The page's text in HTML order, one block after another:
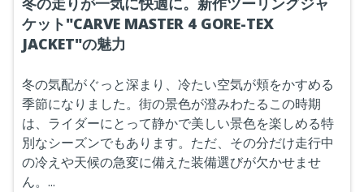
ケット"CARVE MASTER 4 GORE-TEX
JACKET"の魅力
冬の気配がぐっと深まり、冷たい空気が頬をかすめる
季節になりました。街の景色が澄みわたるこの時期
は、ライダーにとって静かで美しい景色を楽しめる特
別なシーズンでもあります。ただ、その分だけ走行中
の冷えや天候の急変に備えた装備選びが欠かせませ
ん。...